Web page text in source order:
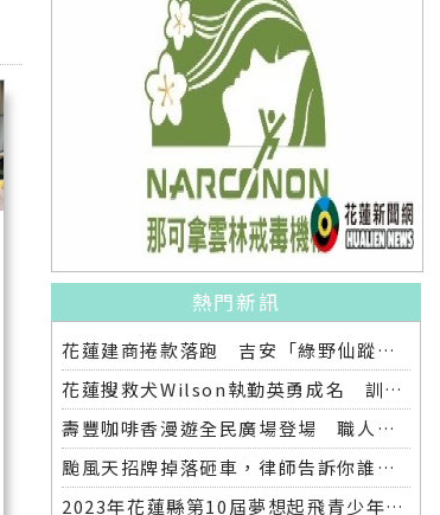
熱門新訊
花蓮建商捲款落跑 吉安「綠野仙蹤」整棟2.6億將法拍
花蓮搜救犬Wilson執勤英勇成名 訓練意外墜落離世 消防局將為其立碑追思
壽豐咖啡香漫遊全民廣場登場 職人市集手作體驗品味慢活氛圍
颱風天招牌掉落砸車，律師告訴你誰該賠償
2023年花蓮縣第10屆夢想起飛青少年發明展 自強國中拿下第一名與第二名